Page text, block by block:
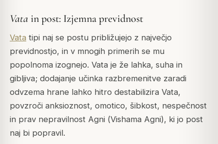
Vata in post: Izjemna previdnost
Vata tipi naj se postu približujejo z največjo
previdnostjo, in v mnogih primerih se mu
popolnoma izognejo. Vata je že lahka, suha in
gibljiva; dodajanje učinka razbremenitve zaradi
odvzema hrane lahko hitro destabilizira Vata,
povzroči anksioznost, omotico, šibkost, nespečnost
in prav nepravilnost Agni (Vishama Agni), ki jo post
naj bi popravil.